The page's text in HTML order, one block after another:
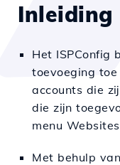
Inleiding
Het ISPConfig
toevoeging
accounts die
die zijn
menu
Met behulp